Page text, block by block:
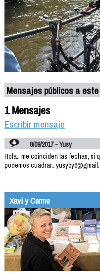
Mensajes públicos a
1 Mensajes
Escribir mensaje
8/09/2017 - Yusy
Hola.. me coinciden las fechas, si
podemos cuadrar..
Xavi y Carme